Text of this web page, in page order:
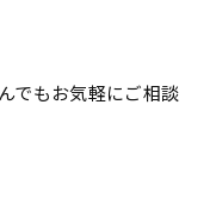
でもお気軽にご相談